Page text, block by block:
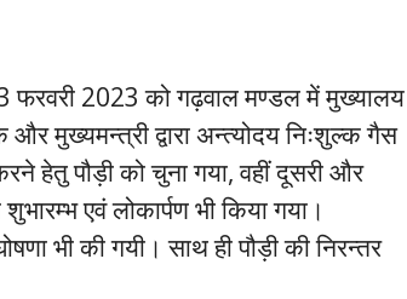
फरवरी 2023 को गढ़वाल मण्डल में मुख्यालय
मुख्यमन्त्री द्वारा अन्त्योदय निःशुल्क गैस
हेतु पौड़ी को चुना गया, वहीं दूसरी और
एवं लोकार्पण भी किया गया।
भी की गयी। साथ ही पौड़ी की निरन्तर